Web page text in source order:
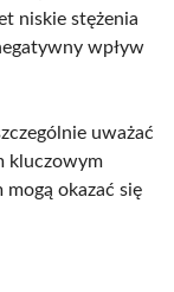
niskie stężenia
wpływ
uważać
kluczowym
okazać się